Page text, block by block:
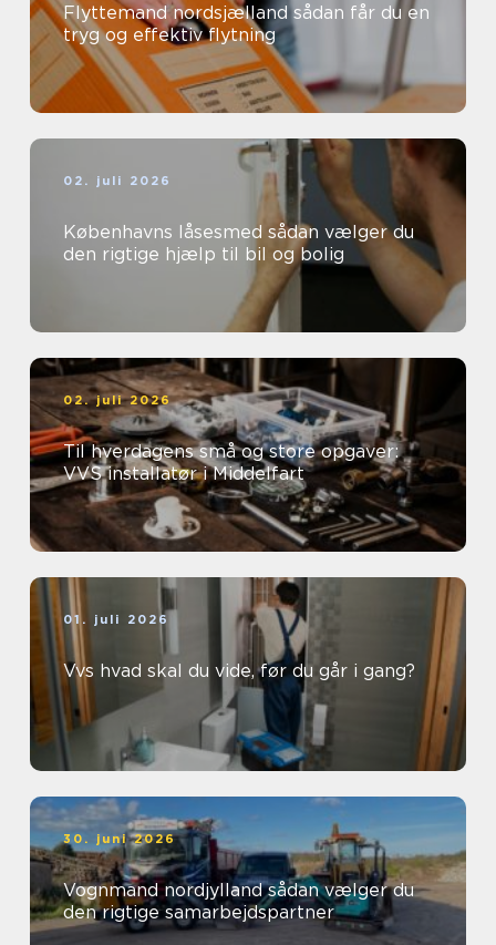
Flyttemand nordsjælland sådan får du en
tryg og effektiv flytning
02. juli 2026
Københavns låsesmed sådan vælger du
den rigtige hjælp til bil og bolig
02. juli 2026
Til hverdagens små og store opgaver:
VVS installatør i Middelfart
01. juli 2026
Vvs hvad skal du vide, før du går i gang?
30. juni 2026
Vognmand nordjylland sådan vælger du
den rigtige samarbejdspartner